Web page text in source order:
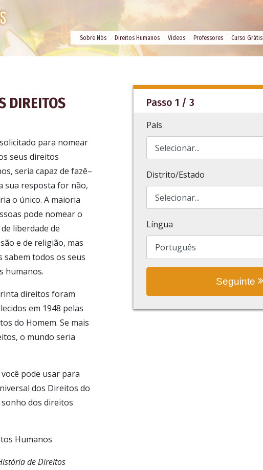
Sobre Nós Direitos Humanos Vídeos Professores Curso Grátis
DIREITOS
para nomear
seus direitos
seria capaz de fazê–
sua resposta for não,
o único. A maioria
pode nomear o
liberdade de
e de religião, mas
sabem todos os seus
humanos.
direitos foram
em 1948 pelas
do Homem. Se mais
o mundo seria
pode usar para
dos Direitos do
dos direitos
Humanos
de Direitos
Passo 1 / 3
País
Distrito/Estado
Língua
Seguinte